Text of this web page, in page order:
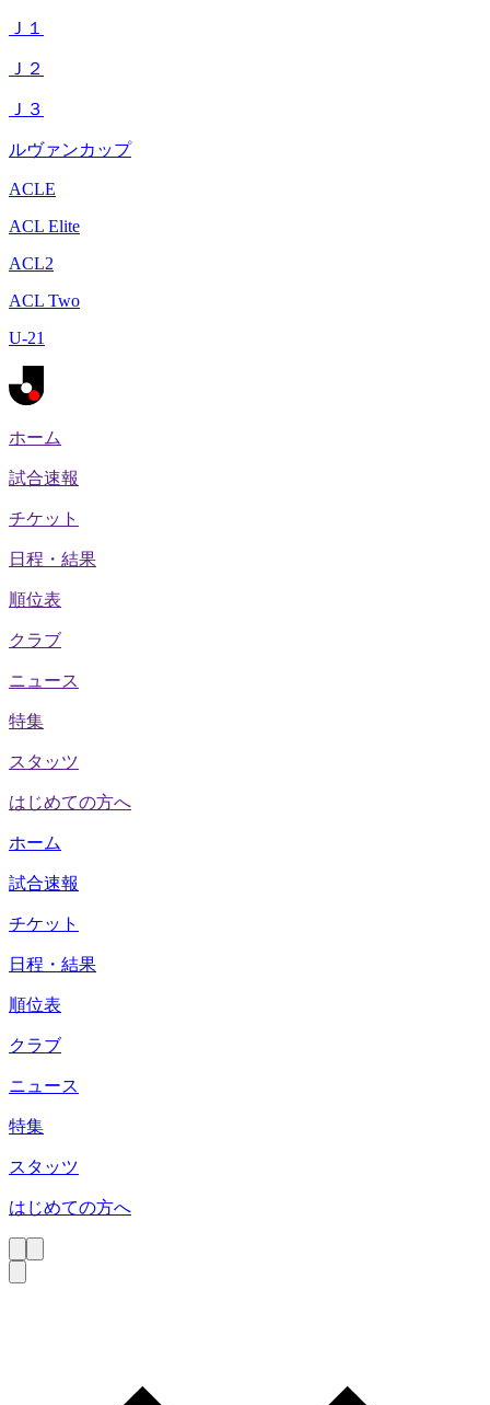
Ｊ１
Ｊ２
Ｊ３
ルヴァンカップ
ACLE
ACL Elite
ACL2
ACL Two
U-21
ホーム
試合速報
チケット
日程・結果
順位表
クラブ
ニュース
特集
スタッツ
はじめての方へ
ホーム
試合速報
チケット
日程・結果
順位表
クラブ
ニュース
特集
スタッツ
はじめての方へ